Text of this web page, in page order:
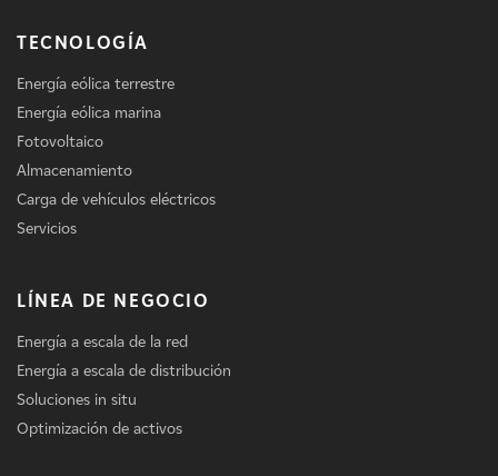
TECNOLOGÍA
Energía eólica terrestre
Energía eólica marina
Fotovoltaico
Almacenamiento
Carga de vehículos eléctricos
Servicios
LÍNEA DE NEGOCIO
Energía a escala de la red
Energía a escala de distribución
Soluciones in situ
Optimización de activos